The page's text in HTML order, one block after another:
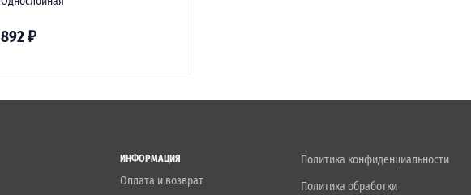
892₽
ИНФОРМАЦИЯ
Оплата и возврат
Политика конфиденциальности
Политика обработки